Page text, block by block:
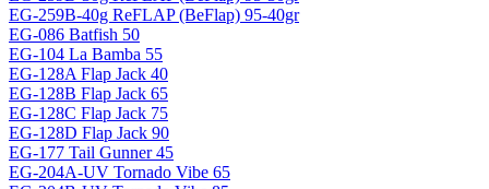
EG-259B-40g ReFLAP (BeFlap) 95-40gr
EG-086 Batfish 50
EG-104 La Bamba 55
EG-128A Flap Jack 40
EG-128B Flap Jack 65
EG-128C Flap Jack 75
EG-128D Flap Jack 90
EG-177 Tail Gunner 45
EG-204A-UV Tornado Vibe 65